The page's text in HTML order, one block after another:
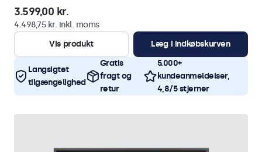
3.599,00 kr.
4.498,75 kr. inkl. moms
Vis produkt
Læg i indkøbskurven
Langsigtet
tilgængelighed
Gratis
fragt og
retur
5.000+
kundeanmeldelser,
4,8/5 stjerner